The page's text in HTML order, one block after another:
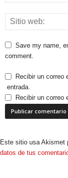
Save my name,
comment.
Recibir un correo
entrada.
Recibir un correo
Este sitio usa Akismet
datos de tus